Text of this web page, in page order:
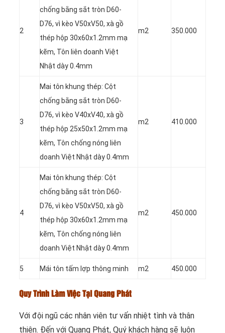
2
chống bằng sắt tròn D60-
D76, vì kèo V50xV50, xà gồ
thép hộp 30x60x1.2mm mạ
kẽm, Tôn liên doanh Việt
Nhật dày 0.4mm
m2 350.000
3
Mai tôn khung thép: Cột
chống bằng sắt tròn D60-
D76, vì kèo V40xV40, xà gồ
thép hộp 25x50x1.2mm mạ
kẽm, Tôn chống nóng liên
doanh Việt Nhật dày 0.4mm
m2 410.000
4
Mai tôn khung thép: Cột
chống bằng sắt tròn D60-
D76, vì kèo V50xV50, xà gồ
thép hộp 30x60x1.2mm mạ
kẽm, Tôn chống nóng liên
doanh Việt Nhật dày 0.4mm
m2 450.000
5 Mái tôn tấm lợp thông minh m2 450.000
Quy Trình Làm Việc Tại Quang Phát
Với đội ngũ các nhân viên tư vấn nhiệt tình và thân
thiện. Đến với Quang Phát, Quý khách hàng sẽ luôn